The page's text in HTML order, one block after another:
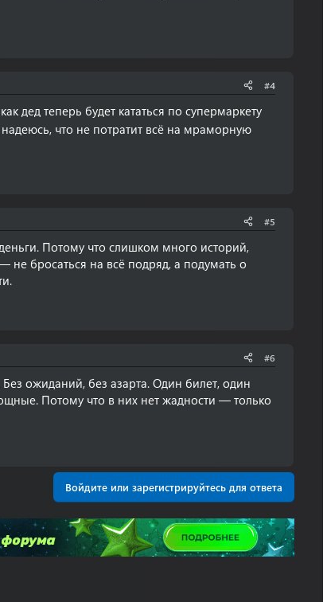
#4
дед теперь будет кататься по супермаркету
что не потратит всё на мраморную
#5
Потому что слишком много историй,
бросаться на всё подряд, а подумать о
#6
ожиданий, без азарта. Один билет, один
Потому что в них нет жадности — только
Войдите или зарегистрируйтесь для ответа